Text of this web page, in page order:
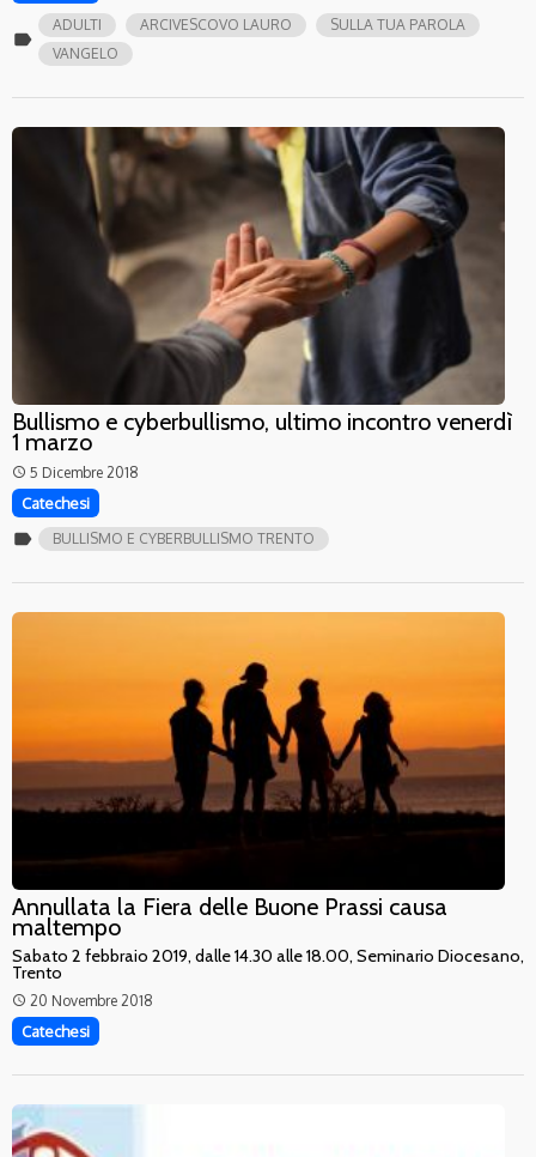
label
ADULTI ARCIVESCOVO LAURO
SULLA TUA PAROLA
VANGELO
Bullismo e cyberbullismo, ultimo incontro venerdì
1 marzo
access_time 5 Dicembre 2018
Catechesi
label BULLISMO E CYBERBULLISMO TRENTO
Annullata la Fiera delle Buone Prassi causa
maltempo
Sabato 2 febbraio 2019, dalle 14.30 alle 18.00, Seminario Diocesano,
Trento
access_time 20 Novembre 2018
Catechesi